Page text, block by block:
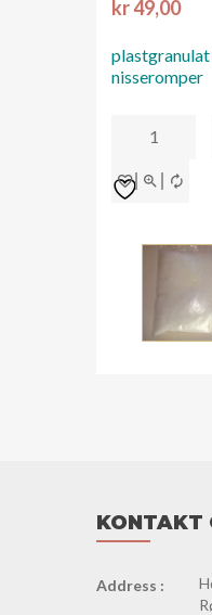
kr49,00
nisseromper
Plastgranulat
300gr
KONTAKT
Address :